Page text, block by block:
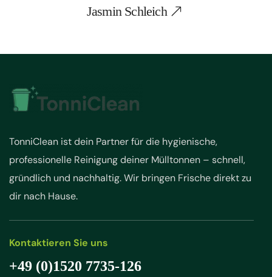
Jasmin Schleich
TonniClean ist dein Partner für die hygienische,
professionelle Reinigung deiner Mülltonnen – schnell,
gründlich und nachhaltig. Wir bringen Frische direkt zu
dir nach Hause.
Kontaktieren Sie uns
+49 (0)1520 7735-126